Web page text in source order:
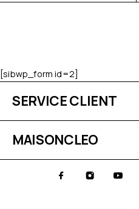
[sibwp_form id=2]
SERVICE CLIENT
MAISONCLEO